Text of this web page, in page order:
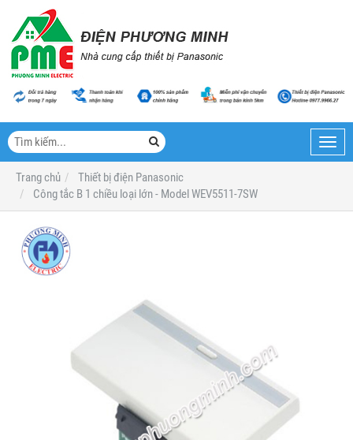
Trang chủ
Thiết bị điện Panasonic
Công tắc B 1 chiều loại lớn - Model WEV5511-7SW